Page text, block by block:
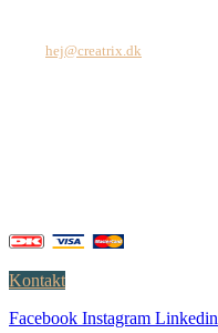
hej@creatrix.dk
Kontakt
Facebook Instagram Linkedin